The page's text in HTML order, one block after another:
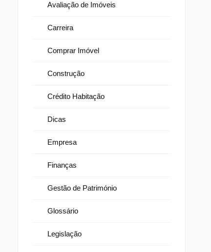
Avaliação de Imóveis
Carreira
Comprar Imóvel
Construção
Crédito Habitação
Dicas
Empresa
Finanças
Gestão de Património
Glossário
Legislação